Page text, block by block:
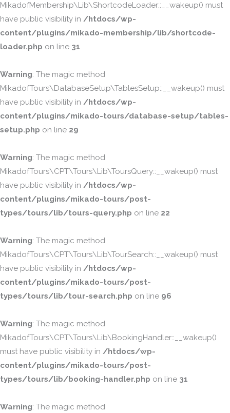
MikadofMembership\Lib\ShortcodeLoader::__wakeup() must
have public visibility in /htdocs/wp-
content/plugins/mikado-membership/lib/shortcode-
loader.php on line 31
Warning: The magic method
MikadofTours\DatabaseSetup\TablesSetup::__wakeup() must
have public visibility in /htdocs/wp-
content/plugins/mikado-tours/database-setup/tables-
setup.php on line 29
Warning: The magic method
MikadofTours\CPT\Tours\Lib\ToursQuery::__wakeup() must
have public visibility in /htdocs/wp-
content/plugins/mikado-tours/post-
types/tours/lib/tours-query.php on line 22
Warning: The magic method
MikadofTours\CPT\Tours\Lib\TourSearch::__wakeup() must
have public visibility in /htdocs/wp-
content/plugins/mikado-tours/post-
types/tours/lib/tour-search.php on line 96
Warning: The magic method
MikadofTours\CPT\Tours\Lib\BookingHandler::__wakeup()
must have public visibility in /htdocs/wp-
content/plugins/mikado-tours/post-
types/tours/lib/booking-handler.php on line 31
Warning: The magic method